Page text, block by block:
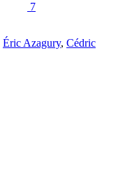
7
Éric Azagury, Cédric